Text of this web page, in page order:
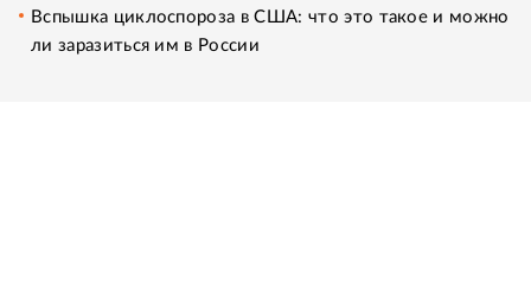
Вспышка циклоспороза в США: что это такое и можно
ли заразиться им в России